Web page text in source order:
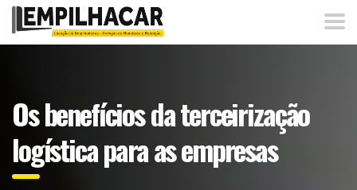
Os benefícios da terceirização
logística para as empresas